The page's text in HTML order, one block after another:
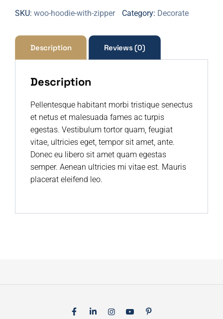
SKU: woo-hoodie-with-zipper Category: Decorate
Description Reviews (0)
Description
Pellentesque habitant morbi tristique senectus
et netus et malesuada fames ac turpis
egestas. Vestibulum tortor quam, feugiat
vitae, ultricies eget, tempor sit amet, ante.
Donec eu libero sit amet quam egestas
semper. Aenean ultricies mi vitae est. Mauris
placerat eleifend leo.